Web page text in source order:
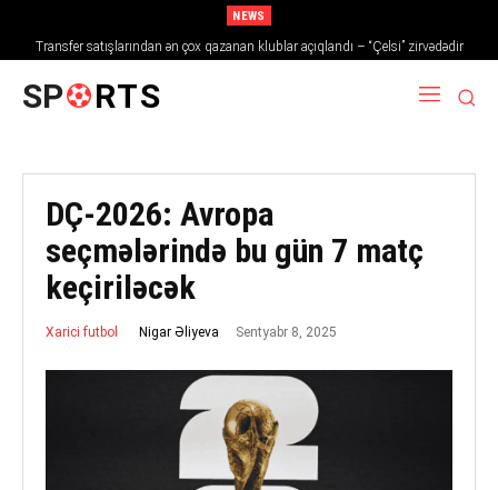
NEWS
Transfer satışlarından ən çox qazanan klublar açıqlandı – “Çelsi” zirvədədir
SP RTS
DÇ-2026: Avropa
seçmələrində bu gün 7 matç
keçiriləcək
Xarici futbol Nigar Əliyeva Sentyabr 8, 2025